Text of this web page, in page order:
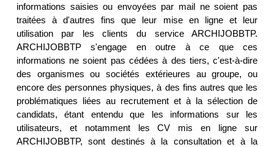
informations saisies ou envoyées par mail ne soient pas
traitées à d'autres fins que leur mise en ligne et leur
utilisation par les clients du service ARCHIJOBBTP.
ARCHIJOBBTP s'engage en outre à ce que ces
informations ne soient pas cédées à des tiers, c'est-à-dire
des organismes ou sociétés extérieures au groupe, ou
encore des personnes physiques, à des fins autres que les
problématiques liées au recrutement et à la sélection de
candidats, étant entendu que les informations sur les
utilisateurs, et notamment les CV mis en ligne sur
ARCHIJOBBTP, sont destinés à la consultation et à la